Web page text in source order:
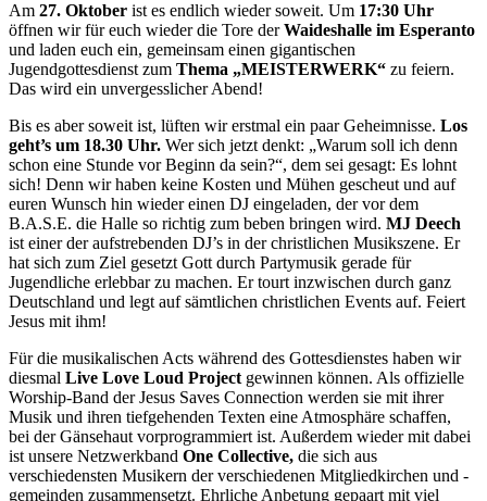
Am 27. Oktober ist es endlich wieder soweit. Um 17:30 Uhr
öffnen wir für euch wieder die Tore derWaideshalle im Esperanto
und laden euch ein, gemeinsam einen gigantischen
Jugendgottesdienst zum Thema „MEISTERWERK“ zu feiern.
Das wird ein unvergesslicher Abend!
Bis es aber soweit ist, lüften wir erstmal ein paar Geheimnisse. Los
geht’s um 18.30 Uhr. Wer sich jetzt denkt: „Warum soll ich denn
schon eine Stunde vor Beginn da sein?“, dem sei gesagt: Es lohnt
sich! Denn wir haben keine Kosten und Mühen gescheut und auf
euren Wunsch hin wieder einen DJ eingeladen, der vor dem
B.A.S.E. die Halle so richtig zum beben bringen wird. MJ Deech
ist einer der aufstrebenden DJ’s in der christlichen Musikszene. Er
hat sich zum Ziel gesetzt Gott durch Partymusik gerade für
Jugendliche erlebbar zu machen. Er tourt inzwischen durch ganz
Deutschland und legt auf sämtlichen christlichen Events auf. Feiert
Jesus mit ihm!
Für die musikalischen Acts während des Gottesdienstes haben wir
diesmal Live Love Loud Project gewinnen können. Als offizielle
Worship-Band der Jesus Saves Connection werden sie mit ihrer
Musik und ihren tiefgehenden Texten eine Atmosphäre schaffen,
bei der Gänsehaut vorprogrammiert ist. Außerdem wieder mit dabei
ist unsere Netzwerkband One Collective, die sich aus
verschiedensten Musikern der verschiedenen Mitgliedkirchen und -
gemeinden zusammensetzt. Ehrliche Anbetung gepaart mit viel